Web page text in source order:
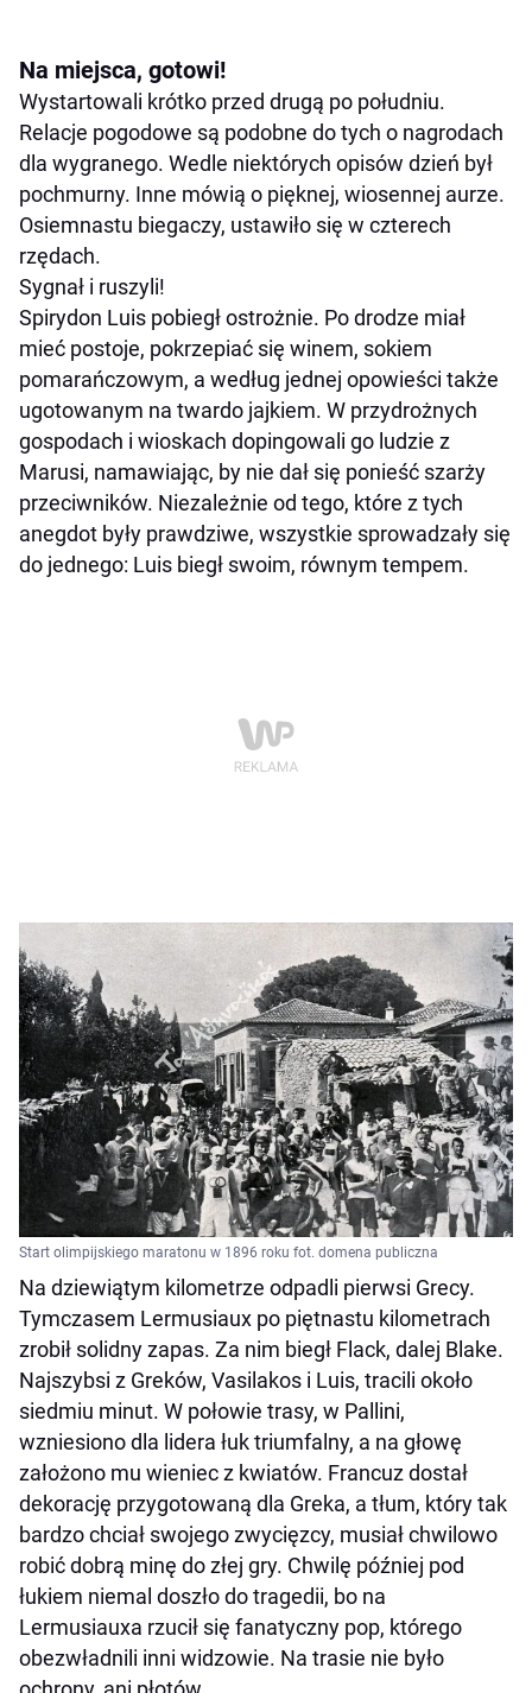
Na miejsca, gotowi!
Wystartowali krótko przed drugą po południu.
Relacje pogodowe są podobne do tych o nagrodach
dla wygranego. Wedle niektórych opisów dzień był
pochmurny. Inne mówią o pięknej, wiosennej aurze.
Osiemnastu biegaczy, ustawiło się w czterech
rzędach.
Sygnał i ruszyli!
Spirydon Luis pobiegł ostrożnie. Po drodze miał
mieć postoje, pokrzepiać się winem, sokiem
pomarańczowym, a według jednej opowieści także
ugotowanym na twardo jajkiem. W przydrożnych
gospodach i wioskach dopingowali go ludzie z
Marusi, namawiając, by nie dał się ponieść szarży
przeciwników. Niezależnie od tego, które z tych
anegdot były prawdziwe, wszystkie sprowadzały się
do jednego: Luis biegł swoim, równym tempem.
Start olimpijskiego maratonu w 1896 roku fot. domena publiczna
Na dziewiątym kilometrze odpadli pierwsi Grecy.
Tymczasem Lermusiaux po piętnastu kilometrach
zrobił solidny zapas. Za nim biegł Flack, dalej Blake.
Najszybsi z Greków, Vasilakos i Luis, tracili około
siedmiu minut. W połowie trasy, w Pallini,
wzniesiono dla lidera łuk triumfalny, a na głowę
założono mu wieniec z kwiatów. Francuz dostał
dekorację przygotowaną dla Greka, a tłum, który tak
bardzo chciał swojego zwycięzcy, musiał chwilowo
robić dobrą minę do złej gry. Chwilę później pod
łukiem niemal doszło do tragedii, bo na
Lermusiauxa rzucił się fanatyczny pop, którego
obezwładnili inni widzowie. Na trasie nie było